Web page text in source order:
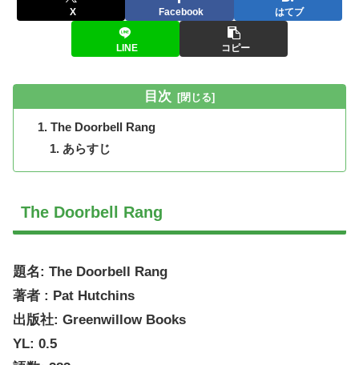
X Facebook はてブ
LINE コピー
目次
The Doorbell Rang
あらすじ
The Doorbell Rang
題名: The Doorbell Rang
著者 : Pat Hutchins
出版社: Greenwillow Books
YL: 0.5